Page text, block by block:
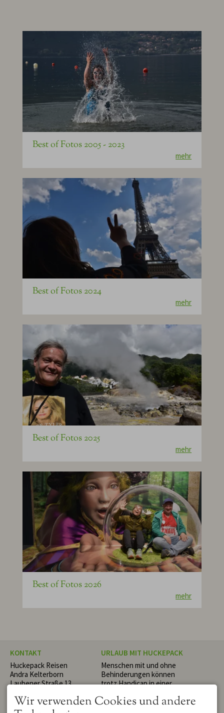
Best of Fotos 2005 - 2023
mehr
Best of Fotos 2024
mehr
Best of Fotos 2025
mehr
Best of Fotos 2026
mehr
KONTAKT
Huckepack Reisen
Andra Kelterborn
Laubener Straße 13
DEUTSCHLAND
Tel. +49 8374 589 57 80
URLAUB MIT HUCKEPACK
Menschen mit und ohne
Behinderungen können
trotz Handicap in einer
individuell die schönsten
Wir verwenden Cookies und andere